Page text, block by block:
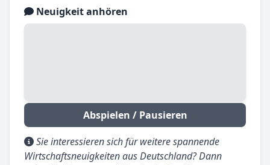
Neuigkeit anhören
Abspielen / Pausieren
Sie interessieren sich für weitere spannende
Wirtschaftsneuigkeiten aus Deutschland? Dann